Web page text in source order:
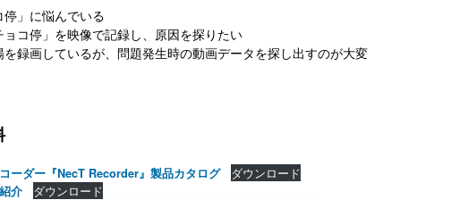
」に悩んでいる
コ停」を映像で記録し、原因を探りたい
を録画しているが、問題発生時の動画データを探し出すのが大変
ーダー『NecT Recorder』製品カタログ ダウンロード
介 ダウンロード